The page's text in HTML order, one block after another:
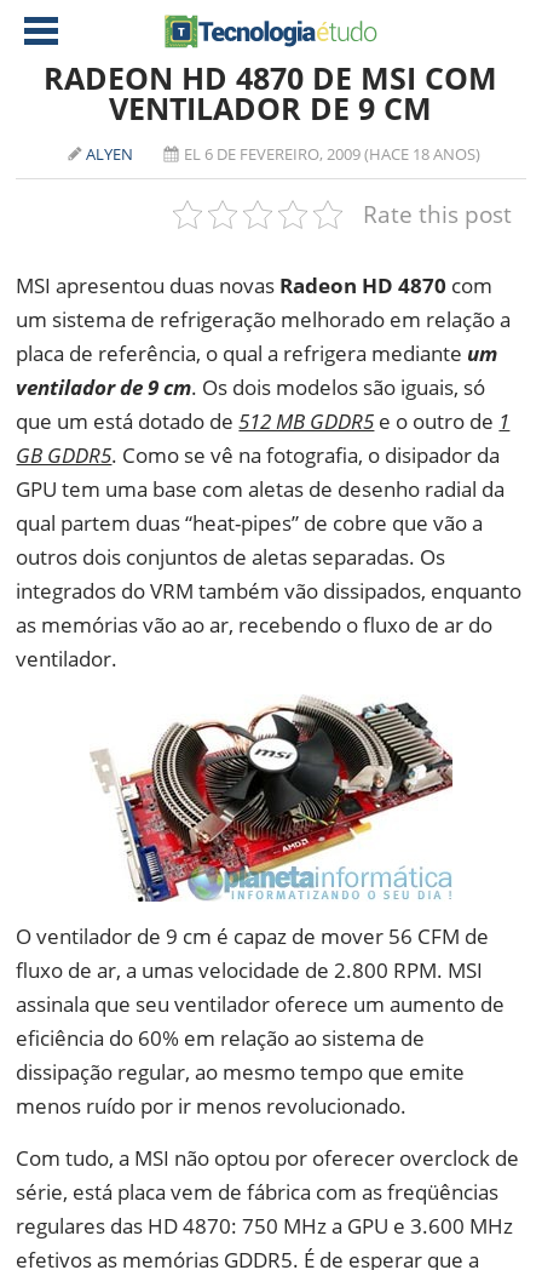
AMD
ATI
NVIDIA
SOFTWARE
NOTEBOOKS
TABLETS
IOS
NOKIA
JOGOS
DOWNLOADS
ANÁLISE
RADEON HD 4870 DE MSI COM
VENTILADOR DE 9 CM
ALYEN EL 6 DE FEVEREIRO, 2009 (HACE 18 ANOS)
Rate this post
MSI apresentou duas novas Radeon HD 4870 com
um sistema de refrigeração melhorado em relação a
placa de referência, o qual a refrigera mediante um
ventilador de 9 cm. Os dois modelos são iguais, só
que um está dotado de512 MB GDDR5 e o outro de 1
GB GDDR5. Como se vê na fotografia, o disipador da
GPU tem uma base com aletas de desenho radial da
qual partem duas “heat-pipes” de cobre que vão a
outros dois conjuntos de aletas separadas. Os
integrados do VRM também vão dissipados, enquanto
as memórias vão ao ar, recebendo o fluxo de ar do
ventilador.
O ventilador de 9 cm é capaz de mover 56 CFM de
fluxo de ar, a umas velocidade de 2.800 RPM. MSI
assinala que seu ventilador oferece um aumento de
eficiência do 60% em relação ao sistema de
dissipação regular, ao mesmo tempo que emite
menos ruído por ir menos revolucionado.
Com tudo, a MSI não optou por oferecer overclock de
série, está placa vem de fábrica com as freqüências
regulares das HD 4870: 750 MHz a GPU e 3.600 MHz
efetivos as memórias GDDR5. É de esperar que a